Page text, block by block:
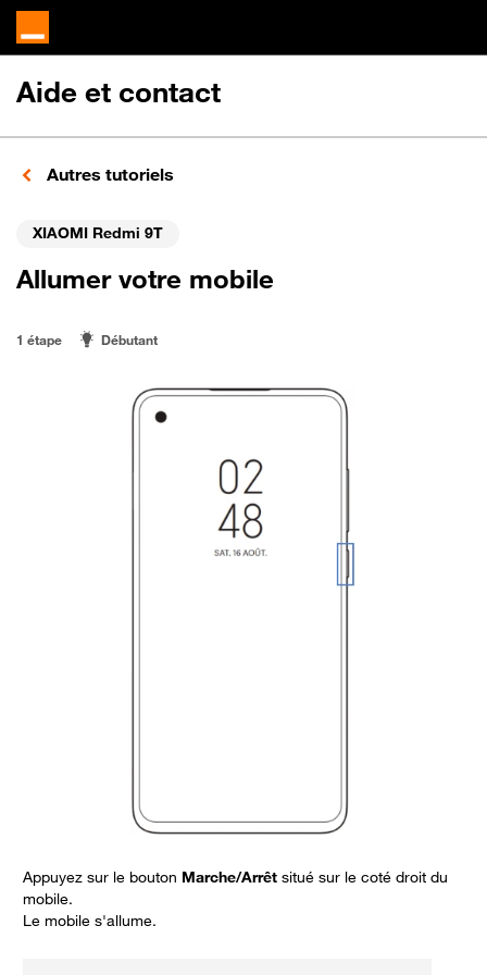
Aide et contact
Autres tutoriels
XIAOMI Redmi 9T
Allumer votre mobile
1 étape Débutant
Appuyez sur le bouton Marche/Arrêt situé sur le coté droit du
mobile.
Le mobile s'allume.